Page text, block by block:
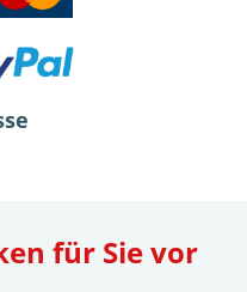
für Sie vor